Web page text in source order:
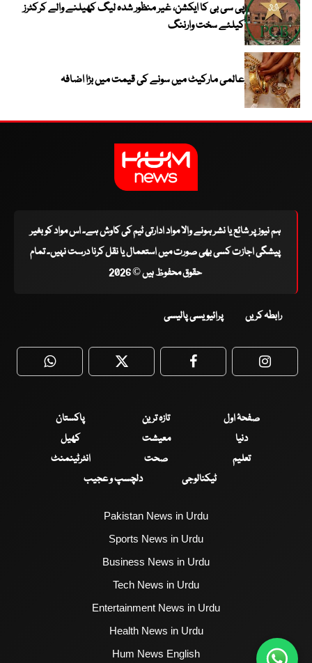
پی سی بی کا ایکشن، غیر منظور شدہ لیگ کھیلنے والے کرکٹرز
کیلئے سخت وارننگ
عالمی مارکیٹ میں سونے کی قیمت میں بڑا اضافہ
ہم نیوز پر شائع یا نشر ہونے والا مواد ادارتی ٹیم کی کاوش ہے۔ اس مواد کو بغیر
پیشگی اجازت کسی بھی صورت میں استعمال یا نقل کرنا درست نہیں۔ تمام
حقوق محفوظ ہیں © 2026
رابطہ کریں پرائیویسی پالیسی
WhatsApp Twitter Facebook
صفحۂ اول تازہ ترین
پاکستان
دنیا
معیشت
کھیل
تعلیم
صحت
انٹرٹینمنٹ
ٹیکنالوجی
دلچسپ و عجیب
Pakistan News in Urdu
Sports News in Urdu
Business News in Urdu
Tech News in Urdu
Entertainment News in Urdu
Health News in Urdu
Hum News English